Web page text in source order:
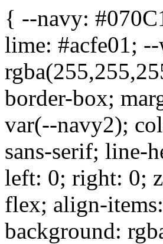
{ --navy:
lime: #acfe01;
border-box;
var(--navy2);
sans-serif; line-
left: 0; right: 0;
flex; align-
background: